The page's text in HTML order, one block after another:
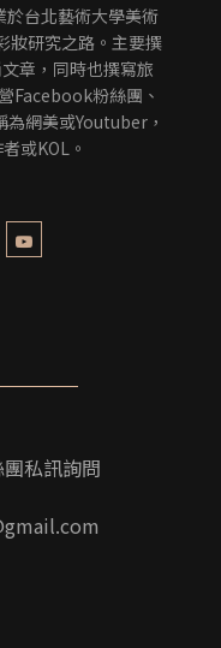
台北藝術大學美術
妝研究之路。主要撰
章，同時也撰寫旅
Facebook粉絲團、
網美或Youtuber，
或KOL。
私訊詢問